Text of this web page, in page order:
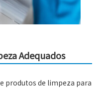
Adequados
produtos de limpeza para